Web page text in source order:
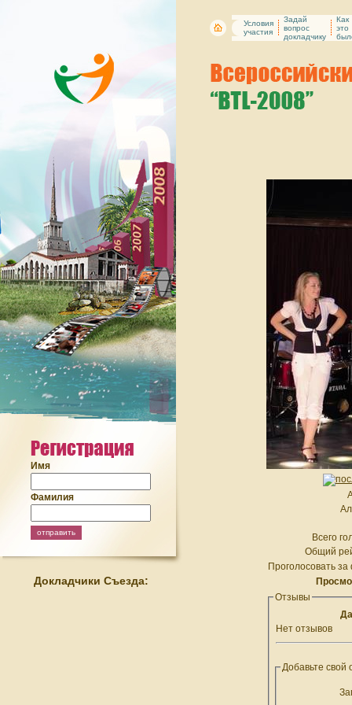
Имя
Фамилия
Докладчики Съезда:
Условия
участия
Задай
вопрос
докладчику
Как
это
Всего
Общий
Проголосовать
Отзывы
Нет отзывов
Добавьте свой